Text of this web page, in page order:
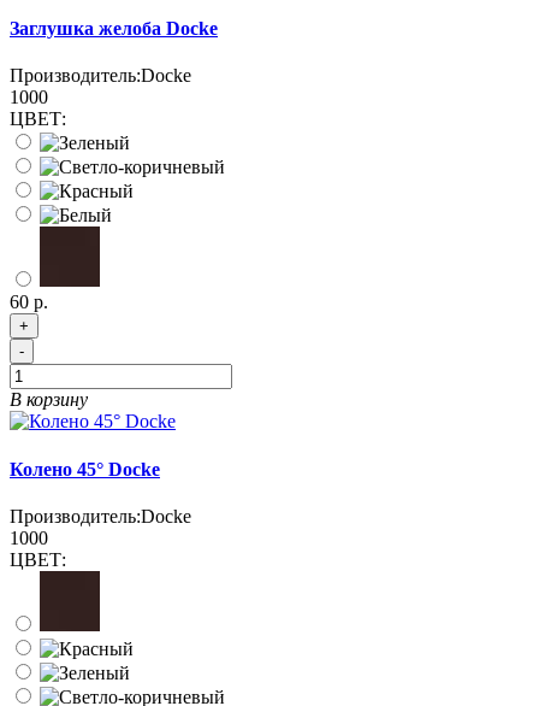
Заглушка желоба Docke
Производитель:Docke
1000
ЦВЕТ:
60 р.
+
-
В корзину
Колено 45° Docke
Производитель:Docke
1000
ЦВЕТ: